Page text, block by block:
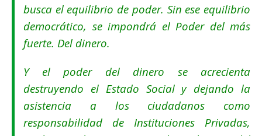
busca el equilibrio de poder. Sin ese equilibrio
democrático, se impondrá el Poder del más
fuerte. Del dinero.
Y el poder del dinero se acrecienta
destruyendo el Estado Social y dejando la
asistencia a los ciudadanos como
responsabilidad de Instituciones Privadas,